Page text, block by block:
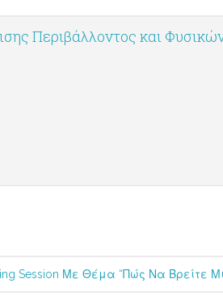
Περιβάλλοντος και
Session Με Θέμα “Πώς Να Βρείτε